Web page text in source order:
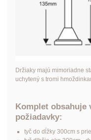
Držiaky majú mimoriadne
uchytený s tromi
Komplet obsahuje
požiadavky:
tyč do dĺžky 300cm s